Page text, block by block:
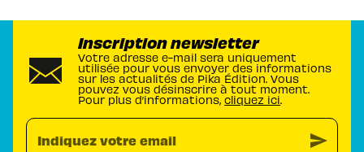
Inscription newsletter
Votre adresse e-mail sera uniquement
utilisée pour vous envoyer des informations
sur les actualités de Pika Édition. Vous
pouvez vous désinscrire à tout moment.
Pour plus d’informations, cliquez ici.
Indiquez votre email send